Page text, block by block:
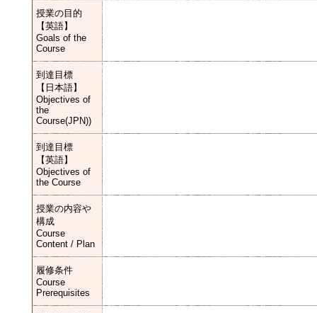
授業の目的
【英語】
Goals of the
Course
到達目標
【日本語】
Objectives of
the
Course(JPN))
到達目標
【英語】
Objectives of
the Course
授業の内容や
構成
Course
Content / Plan
履修条件
Course
Prerequisites